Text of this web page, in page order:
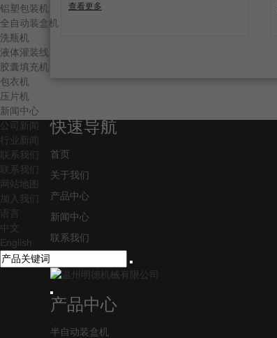
铝塑包装机
全自动装盒机
洗瓶机
液体灌装线
胶囊填充机
包衣机
压片机
新闻中心
公司新闻
行业新闻
联系我们
联系我们
网站地图
加入我们
语言
中文
English
菌过滤系统对压缩空气进行过滤并对塑料瓶内
查看更多
快速导航
首页
关于我们
产品中心
新闻中心
联系我们
产品中心
半自动装盒机